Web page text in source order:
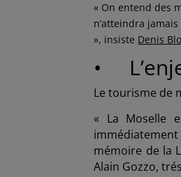
« On entend des
n’atteindra
», insiste Denis
•
Le tourisme de
« La Moselle
mémoire de la
Alain Gozzo,